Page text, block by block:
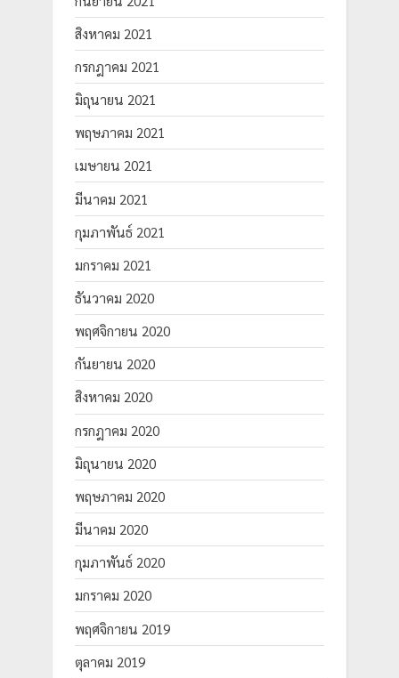
สิงหาคม 2021
กรกฎาคม 2021
มิถุนายน 2021
พฤษภาคม 2021
เมษายน 2021
มีนาคม 2021
กุมภาพันธ์ 2021
มกราคม 2021
ธันวาคม 2020
พฤศจิกายน 2020
กันยายน 2020
สิงหาคม 2020
กรกฎาคม 2020
มิถุนายน 2020
พฤษภาคม 2020
มีนาคม 2020
กุมภาพันธ์ 2020
มกราคม 2020
พฤศจิกายน 2019
ตุลาคม 2019